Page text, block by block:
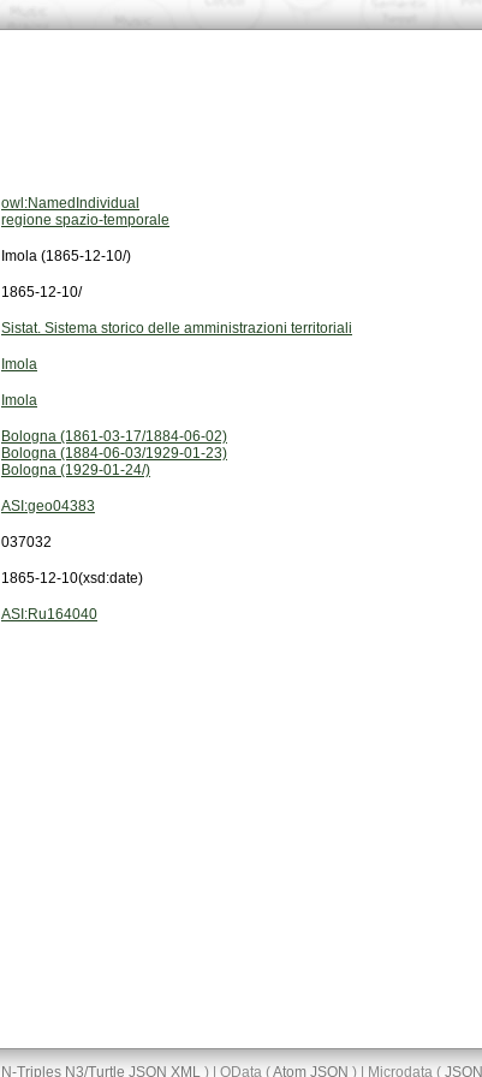
owl:NamedIndividual
regione spazio-temporale
Imola (1865-12-10/)
1865-12-10/
Sistat. Sistema storico delle amministrazioni territoriali
Imola
Imola
Bologna (1861-03-17/1884-06-02)
Bologna (1884-06-03/1929-01-23)
Bologna (1929-01-24/)
ASI:geo04383
037032
1865-12-10(xsd:date)
ASI:Ru164040
N-Triples N3/Turtle JSON XML) | OData (Atom JSON ) | Microdata ( JSON